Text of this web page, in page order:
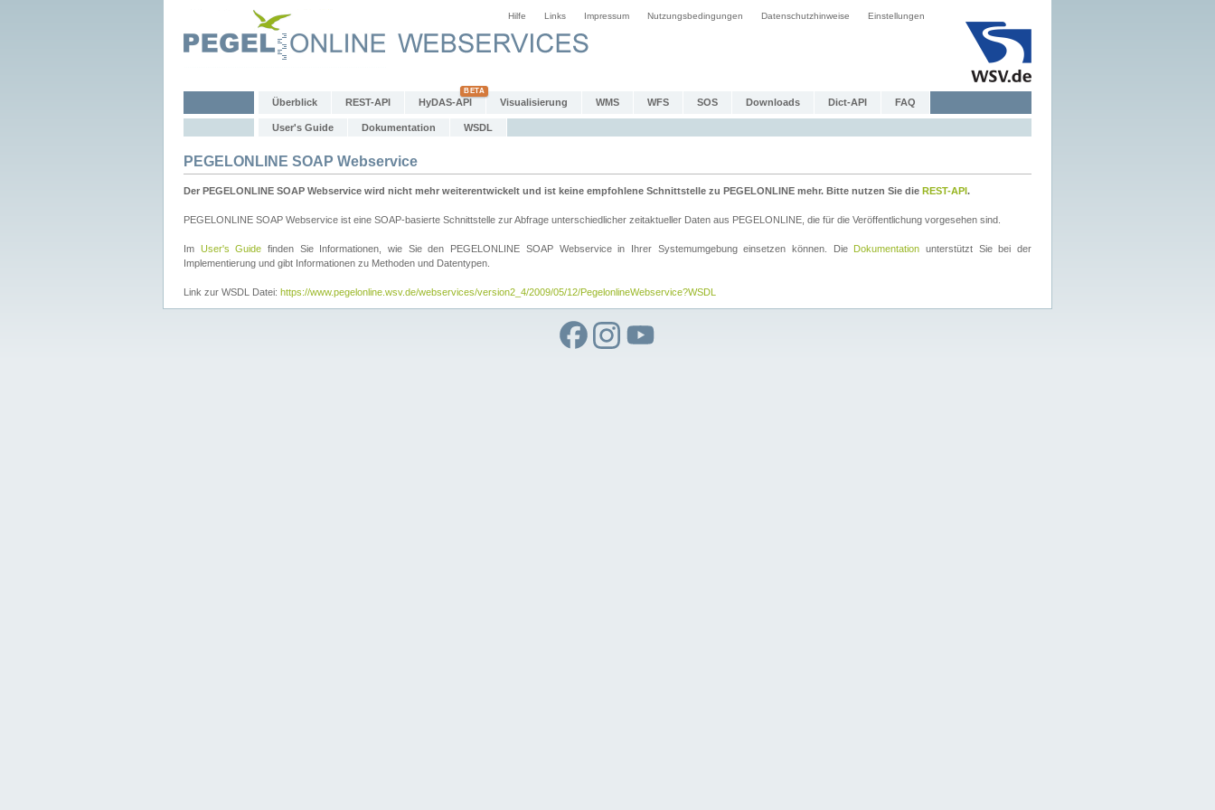
Hilfe Links Impressum Nutzungsbedingungen Datenschutzhinweise Einstellungen
Überblick REST-API HyDAS-API Visualisierung WMS WFS SOS Downloads Dict-API FAQ
User's Guide Dokumentation WSDL
PEGELONLINE SOAP Webservice
Der PEGELONLINE SOAP Webservice wird nicht mehr weiterentwickelt und ist keine empfohlene Schnittstelle zu PEGELONLINE mehr. Bitte nutzen Sie die REST-API.
PEGELONLINE SOAP Webservice ist eine SOAP-basierte Schnittstelle zur Abfrage unterschiedlicher zeitaktueller Daten aus PEGELONLINE, die für die Veröffentlichung vorgesehen sind.
Im User's Guide finden Sie Informationen, wie Sie den PEGELONLINE SOAP Webservice in Ihrer Systemumgebung einsetzen können. Die Dokumentation unterstützt Sie bei der
Implementierung und gibt Informationen zu Methoden und Datentypen.
Link zur WSDL Datei: https://www.pegelonline.wsv.de/webservices/version2_4/2009/05/12/PegelonlineWebservice?WSDL